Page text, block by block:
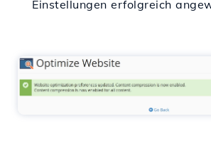
Einstellungen erfolgreich